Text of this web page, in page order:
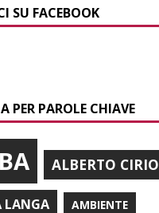
SU FACEBOOK
PER PAROLE CHIAVE
ALBERTO CIRIO
LANGA AMBIENTE